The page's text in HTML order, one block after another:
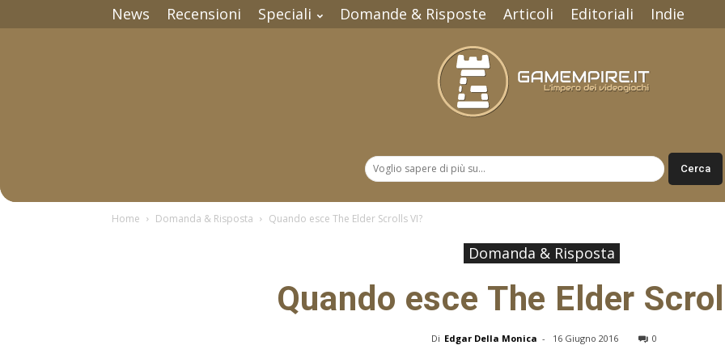
News Recensioni Speciali Domande & Risposte Articoli Editoriali Indie
Home Domanda & Risposta Quando esce The Elder Scrolls VI?
Domanda & Risposta
Quando esce The Elder
Di Edgar Della Monica - 16 Giugno 2016 0